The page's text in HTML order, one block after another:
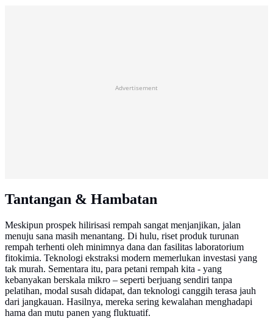
Advertisement
Tantangan & Hambatan
Meskipun prospek hilirisasi rempah sangat menjanjikan, jalan
menuju sana masih menantang. Di hulu, riset produk turunan
rempah terhenti oleh minimnya dana dan fasilitas laboratorium
fitokimia. Teknologi ekstraksi modern memerlukan investasi yang
tak murah. Sementara itu, para petani rempah kita - yang
kebanyakan berskala mikro – seperti berjuang sendiri tanpa
pelatihan, modal susah didapat, dan teknologi canggih terasa jauh
dari jangkauan. Hasilnya, mereka sering kewalahan menghadapi
hama dan mutu panen yang fluktuatif.